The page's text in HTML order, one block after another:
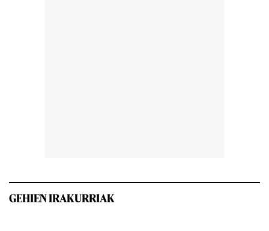
GEHIEN IRAKURRIAK